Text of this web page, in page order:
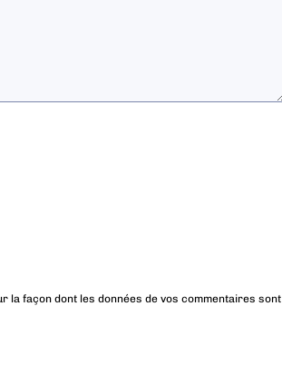
la façon dont les données de vos commentaires sont